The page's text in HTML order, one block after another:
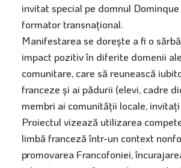
invitat special pe domnul
formator transnațional.
Manifestarea se dorește a fi o
impact pozitiv în diferite domenii
comunitare, care să reunească
franceze și ai pădurii (elevi, cadre
membri ai comunității locale,
Proiectul vizează utilizarea
limbă franceză într-un context
promovarea Francofoniei,